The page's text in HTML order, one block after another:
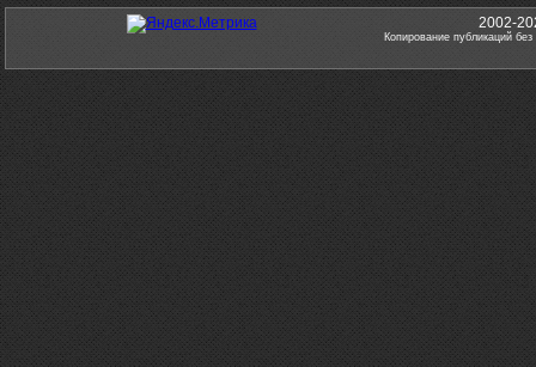
2002-
Копирование публикаций